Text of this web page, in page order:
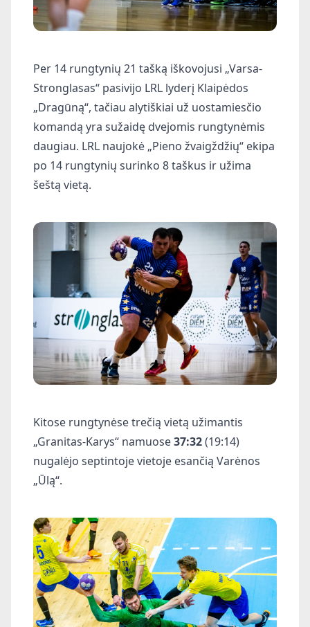
Per 14 rungtynių 21 tašką iškovojusi „Varsa-
Stronglasas“ pasivijo LRL lyderį Klaipėdos
„Dragūną“, tačiau alytiškiai už uostamiesčio
komandą yra sužaidę dvejomis rungtynėmis
daugiau. LRL naujokė „Pieno žvaigždžių“ ekipa
po 14 rungtynių surinko 8 taškus ir užima
šeštą vietą.
Kitose rungtynėse trečią vietą užimantis
„Granitas-Karys“ namuose37:32(19:14)
nugalėjo septintoje vietoje esančią Varėnos
„Ūlą“.